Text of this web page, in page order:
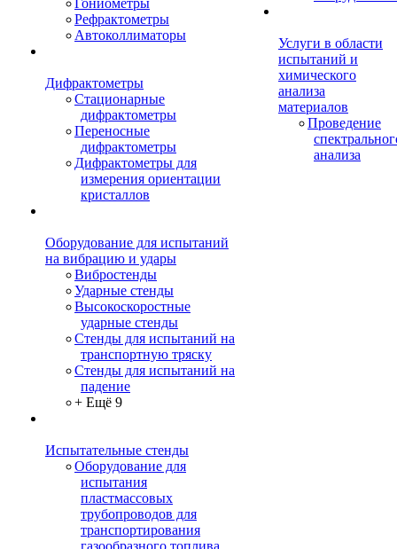
Гониометры
Рефрактометры
Автоколлиматоры
Дифрактометры
Стационарные
дифрактометры
Переносные
дифрактометры
Дифрактометры для
измерения ориентации
кристаллов
Оборудование для испытаний
на вибрацию и удары
Вибростенды
Ударные стенды
Высокоскоростные
ударные стенды
Стенды для испытаний на
транспортную тряску
Стенды для испытаний на
падение
+ Ещё 9
Испытательные стенды
Оборудование для
испытания
пластмассовых
трубопроводов для
транспортирования
газообразного топлива
Услуги в области
испытаний и
химического
анализа
материалов
Проведение
анализа